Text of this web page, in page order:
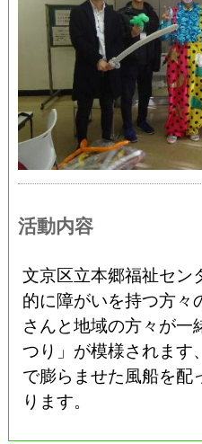
活動内容
文京区立本郷福祉セン
的に障がいを持つ方々
さんと地域の方々が一
つり」が模様されます
で膨らませた風船を配
ります。